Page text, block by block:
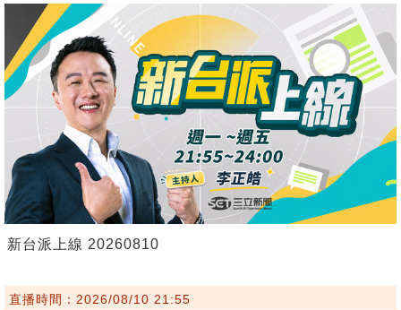
新台派上線 20260810
直播時間：2026/08/10 21:55